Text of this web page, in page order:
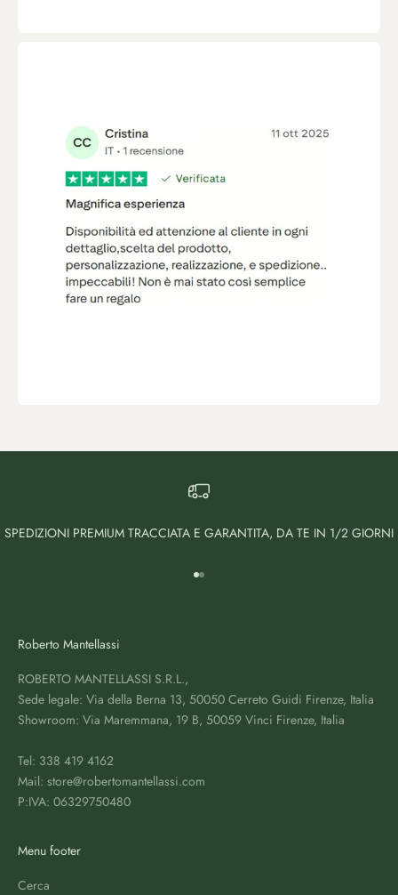
SPEDIZIONI PREMIUM TRACCIATA E GARANTITA, DA TE IN 1/2 GIORNI
Vai all'articolo 1
Vai all'articolo 2
Roberto Mantellassi
ROBERTO MANTELLASSI S.R.L.,
Sede legale: Via della Berna 13, 50050 Cerreto Guidi Firenze, Italia
Showroom: Via Maremmana, 19 B, 50059 Vinci Firenze, Italia
Tel: 338 419 4162
Mail: store@robertomantellassi.com
P:IVA: 06329750480
Menu footer
Cerca